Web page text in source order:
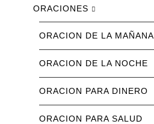
ORACIONES
ORACION DE LA MAÑANA
ORACION DE LA NOCHE
ORACION PARA DINERO
ORACION PARA SALUD